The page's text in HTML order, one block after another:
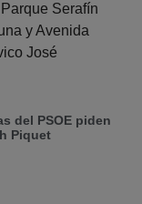
Serafín
y Avenida
José
del PSOE piden
Piquet